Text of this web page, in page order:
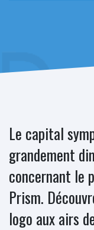
Le capital
grandement
concernant le
Prism.
logo aux airs